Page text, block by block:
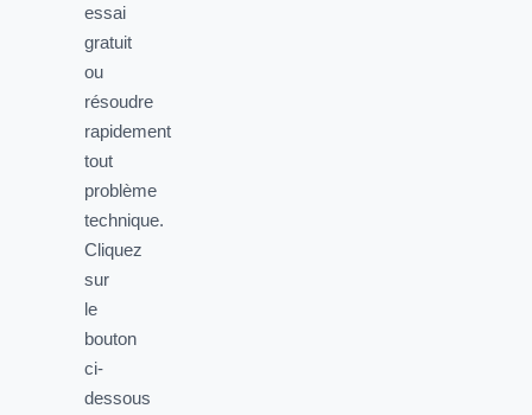
essai
gratuit
ou
résoudre
rapidement
tout
problème
technique.
Cliquez
sur
le
bouton
ci-
dessous